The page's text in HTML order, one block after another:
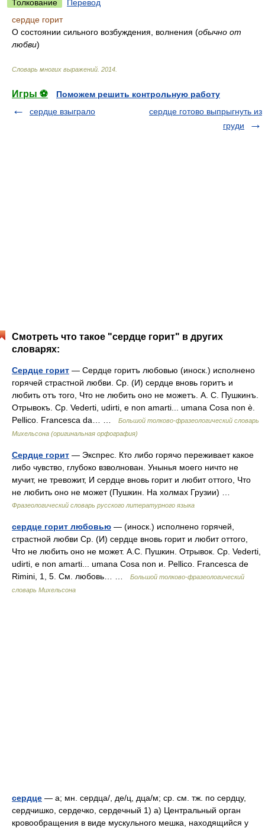
Толкование
Перевод
сердце горит
О состоянии сильного возбуждения, волнения (обычно от
любви)
Словарь многих выражений 2014
Игры ⚽
Поможем решить контрольную работу
сердце взыграло
сердце готово выпрыгнуть из
груди
Смотреть что такое "сердце горит" в других
словарях:
Сердце горит — Сердце горитъ любовью (иноск.) исполнено
горячей страстной любви. Ср. (И) сердце вновь горитъ и
любить отъ того, Что не любить оно не можетъ. А. С. Пушкинъ.
Отрывокъ. Ср. Vederti, udirti, e non amarti... umana Cosa non è.
Pellico. Francesca da… …
Большой толково-фразеологический словарь
Михельсона (оригинальная орфография)
Сердце горит — Экспрес. Кто либо горячо переживает какое
либо чувство, глубоко взволнован. Унынья моего ничто не
мучит, не тревожит, И сердце вновь горит и любит оттого, Что
не любить оно не может (Пушкин. На холмах Грузии) …
Фразеологический словарь русского литературного языка
сердце горит любовью — (иноск.) исполнено горячей,
страстной любви Ср. (И) сердце вновь горит и любит оттого,
Что не любить оно не может. А.С. Пушкин. Отрывок. Ср. Vederti,
udirti, e non amarti... umana Cosa non и. Pellico. Francesca de
Rimini, 1, 5. См. любовь… …
Большой толково-фразеологический
словарь Михельсона
сердце — а; мн. сердца/, де/ц, дца/м; ср. см. тж. по сердцу,
сердчишко, сердечко, сердечный 1) а) Центральный орган
кровообращения в виде мускульного мешка, находящийся у